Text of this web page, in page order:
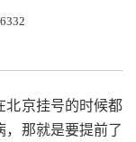
北京挂号的时候都
，那就是要提前了